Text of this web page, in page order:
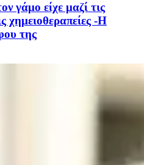
είχε μαζί τις
χημειοθεραπείες -Η
της